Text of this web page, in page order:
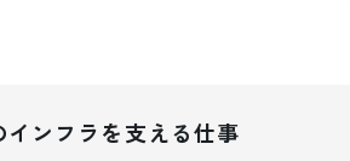
ンフラを支える仕事